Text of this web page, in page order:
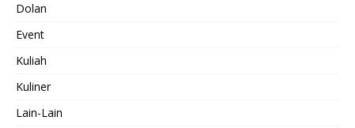
Dolan
Event
Kuliah
Kuliner
Lain-Lain